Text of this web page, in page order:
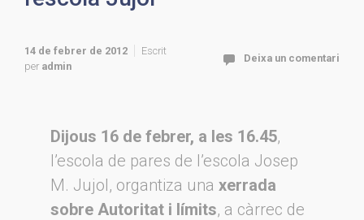
14 de febrer de 2012
Escrit
per admin
Deixa un comentari
Dijous 16 de febrer, a les 16.45,
l’escola de pares de l’escola Josep
M. Jujol, organtiza una xerrada
sobre Autoritat i límits, a càrrec de